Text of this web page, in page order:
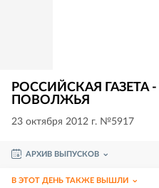
РОССИЙСКАЯ
ПОВОЛЖЬЯ
23 октября 2012 г. №5917
АРХИВ ВЫПУСКОВ
В ЭТОТ ДЕНЬ ТАКЖЕ ВЫШЛИ